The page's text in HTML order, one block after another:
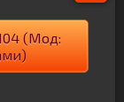
(Мод: